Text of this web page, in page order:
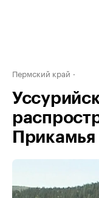
Пермский край
Прикамья